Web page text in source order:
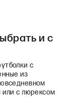
и с
с
из
или с люрексом